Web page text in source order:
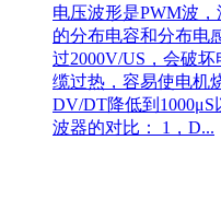
电压波形是PWM波
的分布电容和分布电
过2000V/US，会破
缆过热，容易使电机
DV/DT降低到
波器的对比： 1，D...